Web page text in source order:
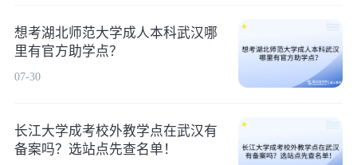
想考湖北师范大学成人本科武汉哪
里有官方助学点？
07-30
长江大学成考校外教学点在武汉有
备案吗？选站点先查名单！